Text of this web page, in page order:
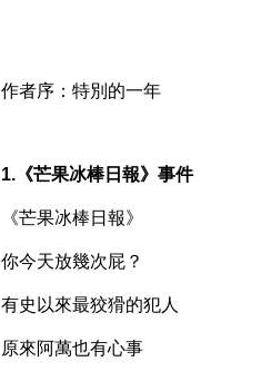
作者序：特別的一年
1.《芒果冰棒日報》事件
《芒果冰棒日報》
你今天放幾次屁？
有史以來最狡猾的犯人
原來阿萬也有心事